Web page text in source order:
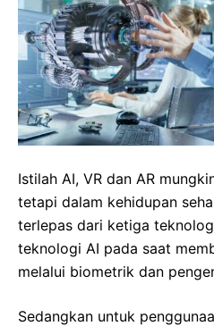
Istilah AI, VR dan AR
tetapi dalam kehidupan
terlepas dari ketiga
teknologi AI pada saat
melalui biometrik dan
Sedangkan untuk